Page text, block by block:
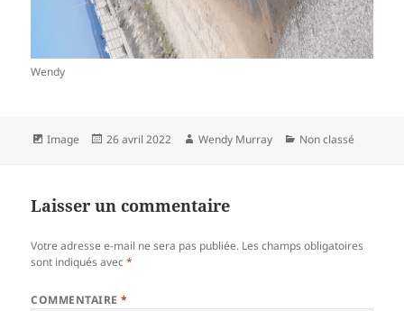
Wendy
Format
Image
Publié
26 avril 2022 Auteur
Wendy Murray Catégories
Non classé
Laisser un commentaire
Votre adresse e-mail ne sera pas publiée. Les champs obligatoires
sont indiqués avec*
COMMENTAIRE*